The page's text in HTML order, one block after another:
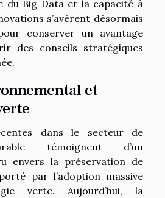
du Big Data et la capacité à
s’avèrent désormais
conserver un avantage
des conseils stratégiques
et
dans le secteur de
témoignent d’un
envers la préservation de
par l’adoption massive
verte. Aujourd’hui, la